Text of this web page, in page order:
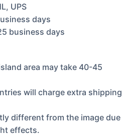
UPS
days
business days
area may take 40-45
will charge extra shipping
different from the image due
effects.